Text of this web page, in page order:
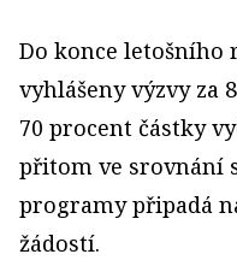
Do konce letošního
vyhlášeny výzvy za
70 procent částky
přitom ve srovnání
programy připadá
žádostí.